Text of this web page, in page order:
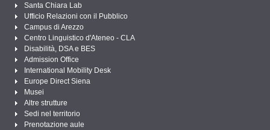
Santa Chiara Lab
Ufficio Relazioni con il Pubblico
Campus di Arezzo
Centro Linguistico d'Ateneo - CLA
Disabilità, DSA e BES
Admission Office
International Mobility Desk
Europe Direct Siena
Musei
Altre strutture
Sedi nel territorio
Prenotazione aule